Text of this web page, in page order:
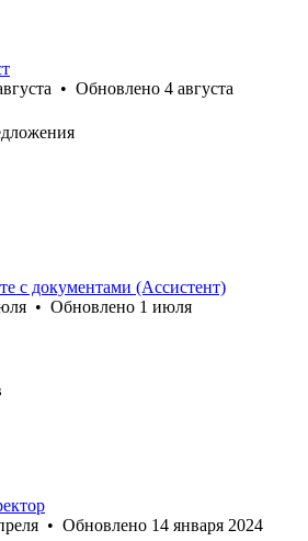
• Обновлено 4 августа
с документами (Ассистент)
• Обновлено 1 июля
• Обновлено 14 января 2024